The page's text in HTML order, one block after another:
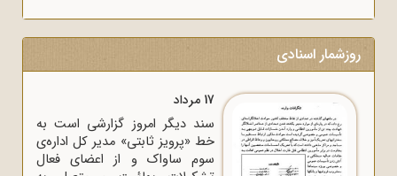
روزشمار اسنادی
17 مرداد
سند دیگر امروز گزارشی است به
خط «پرویز ثابتی» مدیر کل اداره‌ی
سوم ساواک و از اعضای فعال